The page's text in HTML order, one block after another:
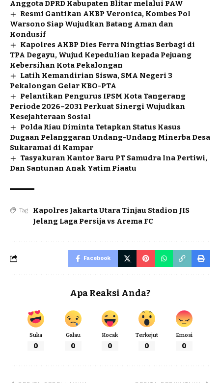
Anggota DPRD Kabupaten Blitar melalui PAW
Resmi Gantikan AKBP Veronica, Kombes Pol
Warsono Siap Wujudkan Batang Aman dan
Kondusif
Kapolres AKBP Dies Ferra Ningtias Berbagi di
TPA Degayu, Wujud Kepedulian kepada Pejuang
Kebersihan Kota Pekalongan
Latih Kemandirian Siswa, SMA Negeri 3
Pekalongan Gelar KBO-PTA
Pelantikan Pengurus IPSM Kota Tangerang
Periode 2026–2031 Perkuat Sinergi Wujudkan
Kesejahteraan Sosial
Polda Riau Diminta Tetapkan Status Kasus
Dugaan Pelanggaran Undang-Undang Minerba Desa
Sukaramai di Kampar
Tasyakuran Kantor Baru PT Samudra Ina Pertiwi,
Dan Santunan Anak Yatim Piaatu
Tag
Kapolres Jakarta Utara Tinjau Stadion JIS
Jelang Laga Persija vs Arema FC
Facebook
Apa Reaksi Anda?
Suka
0
Galau
0
Kocak
0
Terkejut
0
Emosi
0